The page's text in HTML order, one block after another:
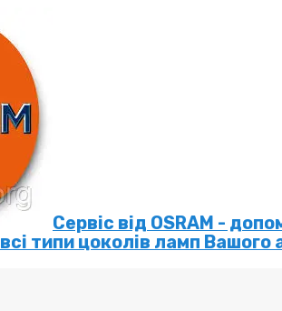
Сервіс від OSRAM -
всі типи цоколів ламп Вашого